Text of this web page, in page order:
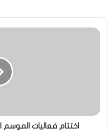
اختتام فعاليات الموسم